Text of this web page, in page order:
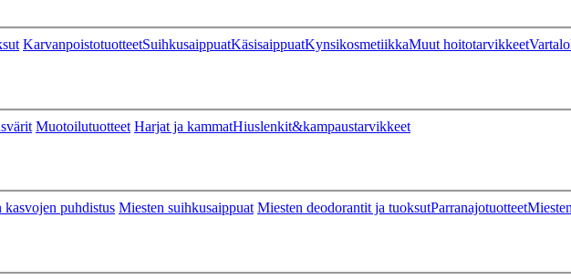
KarvanpoistotuotteetSuihkusaippuatKäsisaippuatKynsikosmetiikkaMuut hoitotarvikkeet
Muotoilutuotteet Harjat ja kammatHiuslenkit&kampaustarvikkeet
kasvojen puhdistus Miesten suihkusaippuat Miesten deodorantit ja tuoksutParranajotuotteet